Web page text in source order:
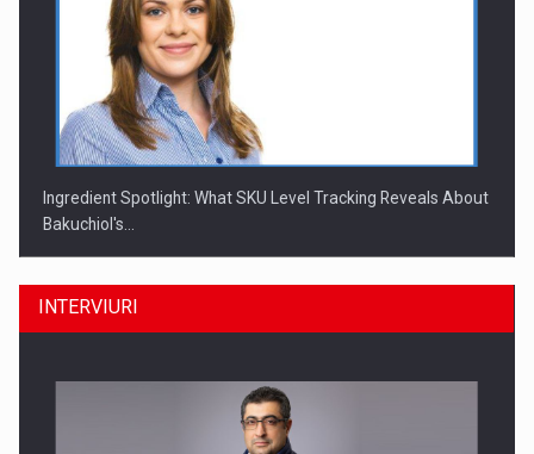
Ingredient Spotlight: What SKU Level Tracking Reveals About
Bakuchiol's…
INTERVIURI